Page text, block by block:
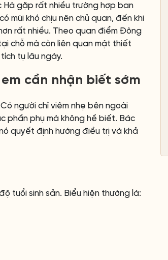
Hà gặp rất nhiều trường hợp ban
mùi khó chịu nên chủ quan, đến khi
rất nhiều. Theo quan điểm Đông
chỗ mà còn liên quan mật thiết
tụ lâu ngày.
cần nhận biết sớm
người chỉ viêm nhẹ bên ngoài
phần phụ mà không hề biết. Bác
quyết định hướng điều trị và khả
tuổi sinh sản. Biểu hiện thường là: